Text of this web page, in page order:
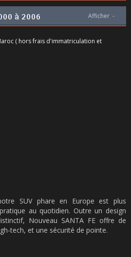
à 2006 Afficher -
( hors frais d'immatriculation et
SUV phare en Europe est plus
au quotidien. Outre un design
Nouveau SANTA FE offre de
tech, et une sécurité de pointe.